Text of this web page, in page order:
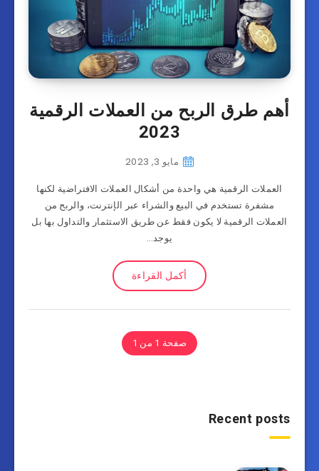
أهم طرق الربح من العملات الرقمية
2023
مايو 3, 2023
العملات الرقمية هي واحدة من أشكال العملات الافتراضية لكنها
مشفرة تستخدم في البيع والشراء عبر الإنترنت، والربح من
العملات الرقمية لا يكون فقط عن طريق الاستثمار والتداول بها بل
يوجد…
أكمل القراءة
صفحة 1 من 1
Recent posts